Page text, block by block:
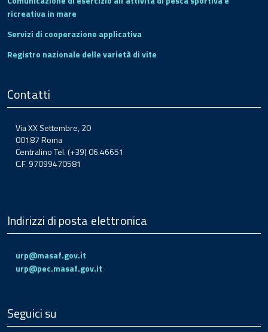
ricreativa in mare
Servizi di cooperazione applicativa
Registro nazionale delle varietà di vite
Contatti
Via XX Settembre, 20
00187 Roma
Centralino Tel. (+39) 06.46651
C.F. 97099470581
Indirizzi di posta elettronica
urp@masaf.gov.it
urp@pec.masaf.gov.it
Seguici su